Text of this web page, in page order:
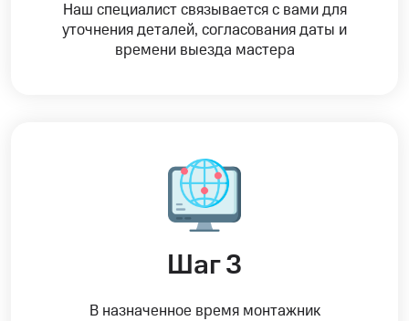
Наш специалист связывается с вами для
уточнения деталей, согласования даты и
времени выезда мастера
Шаг 3
В назначенное время монтажник